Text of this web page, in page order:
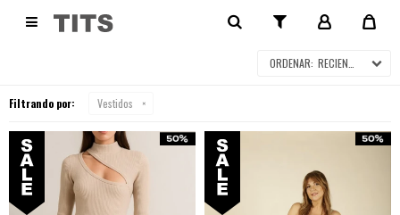
 VESTIDOS EN SALE
RECIENTES
Filtrando por: Vestidos